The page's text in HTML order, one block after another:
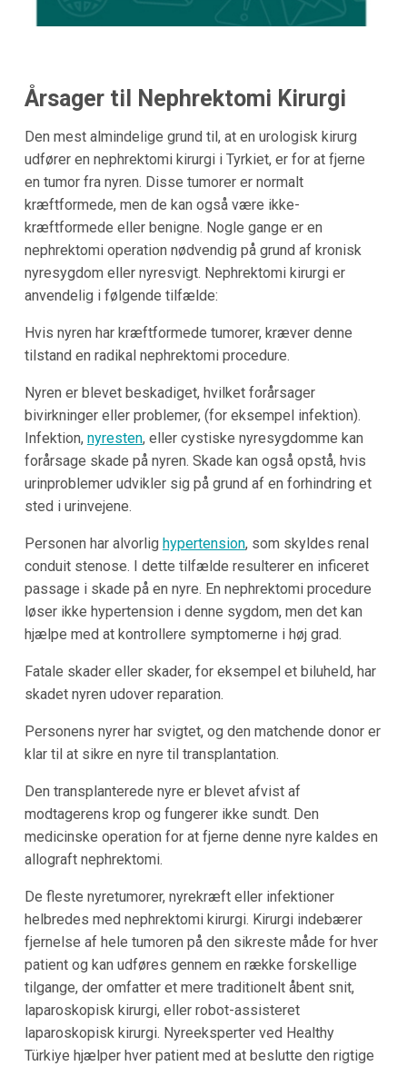
Årsager til Nephrektomi Kirurgi
Den mest almindelige grund til, at en urologisk kirurg
udfører en nephrektomi kirurgi i Tyrkiet, er for at fjerne
en tumor fra nyren. Disse tumorer er normalt
kræftformede, men de kan også være ikke-
kræftformede eller benigne. Nogle gange er en
nephrektomi operation nødvendig på grund af kronisk
nyresygdom eller nyresvigt. Nephrektomi kirurgi er
anvendelig i følgende tilfælde:
Hvis nyren har kræftformede tumorer, kræver denne
tilstand en radikal nephrektomi procedure.
Nyren er blevet beskadiget, hvilket forårsager
bivirkninger eller problemer, (for eksempel infektion).
Infektion, nyresten, eller cystiske nyresygdomme kan
forårsage skade på nyren. Skade kan også opstå, hvis
urinproblemer udvikler sig på grund af en forhindring et
sted i urinvejene.
Personen har alvorlig hypertension, som skyldes renal
conduit stenose. I dette tilfælde resulterer en inficeret
passage i skade på en nyre. En nephrektomi procedure
løser ikke hypertension i denne sygdom, men det kan
hjælpe med at kontrollere symptomerne i høj grad.
Fatale skader eller skader, for eksempel et biluheld, har
skadet nyren udover reparation.
Personens nyrer har svigtet, og den matchende donor er
klar til at sikre en nyre til transplantation.
Den transplanterede nyre er blevet afvist af
modtagerens krop og fungerer ikke sundt. Den
medicinske operation for at fjerne denne nyre kaldes en
allograft nephrektomi.
De fleste nyretumorer, nyrekræft eller infektioner
helbredes med nephrektomi kirurgi. Kirurgi indebærer
fjernelse af hele tumoren på den sikreste måde for hver
patient og kan udføres gennem en række forskellige
tilgange, der omfatter et mere traditionelt åbent snit,
laparoskopisk kirurgi, eller robot-assisteret
laparoskopisk kirurgi. Nyreeksperter ved Healthy
Türkiye hjælper hver patient med at beslutte den rigtige